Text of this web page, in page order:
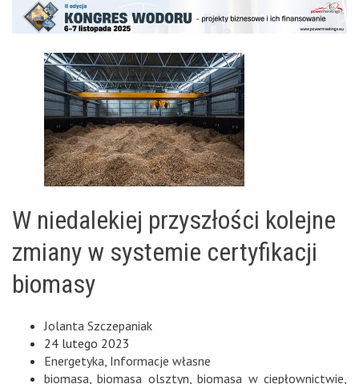
W niedalekiej przyszłości kolejne
zmiany w systemie certyfikacji
biomasy
Jolanta Szczepaniak
24 lutego 2023
Energetyka, Informacje własne
biomasa,biomasa olsztyn,biomasa w ciepłownictwie,